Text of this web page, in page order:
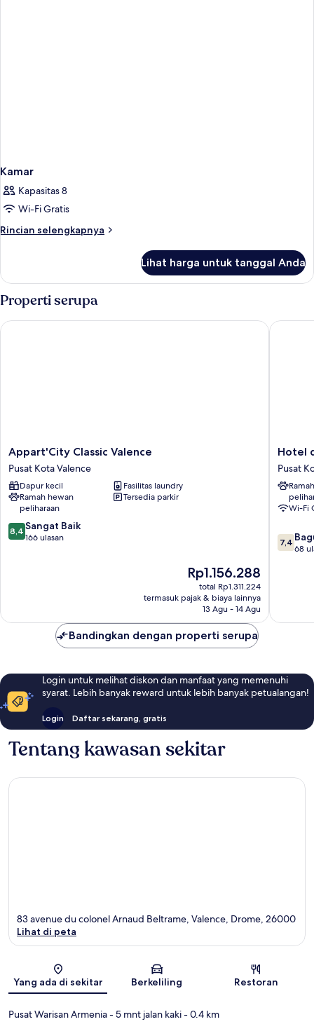
Kamar
Kapasitas 8
Wi-Fi Gratis
Rincian selengkapnya
Rincian
Kamar
Lihat harga untuk tanggal Anda
Properti serupa
Appart'City
Classic
Valence
Pusat
Kota
Valence
Appart'City Classic Valence
Pusat Kota Valence
Dapur kecil
Fasilitas laundry
Ramah hewan
peliharaan
Tersedia parkir
8.4
dari
8,4 Sangat Baik
166 ulasan
Harga
sekarang
Rp1.156.288
Rp1.156.288
total Rp1.311.224
termasuk pajak & biaya lainnya
13 Agu - 14 Agu
Appart'City Classic Valence
Hotel
de
Lyon
Pusat
Kota
Valence
Hotel
Pusat
Wi-Fi
7.4
dari
7,4
68
Hotel
Bandingkan dengan properti serupa
Login untuk melihat diskon dan manfaat yang memenuhi
syarat. Lebih banyak reward untuk lebih banyak petualangan!
Login Daftar sekarang, gratis
Tentang kawasan sekitar
Peta
83 avenue du colonel Arnaud Beltrame, Valence, Drome, 26000
Lihat di peta
Yang ada di sekitar Berkeliling Restoran
Pusat Warisan Armenia- 5 mnt jalan kaki- 0.4 km